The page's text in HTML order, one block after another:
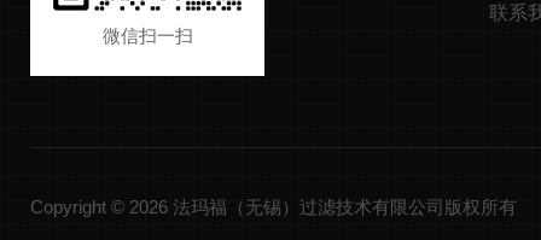
微信扫一扫
联系
Copyright © 2026 法玛福（无锡）过滤技术有限公司版权所有